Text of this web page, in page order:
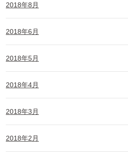
2018年8月
2018年6月
2018年5月
2018年4月
2018年3月
2018年2月